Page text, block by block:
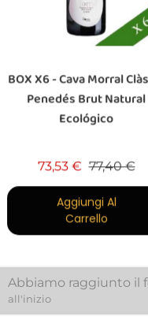
BOX X6 - Cava Morral
Penedés Brut Natural
Ecológico
73,53 € Prezzo
77,40 €
Aggiungi Al
Carrello
Abbiamo raggiunto il
all'inizio